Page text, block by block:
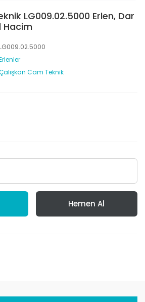
LG009.02.5000 Erlen, Dar
Hacim
LG009.02.5000
Cam Teknik
Hemen Al